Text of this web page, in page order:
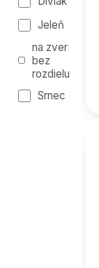
Jeleň
na zver
bez
rozdielu
Srnec